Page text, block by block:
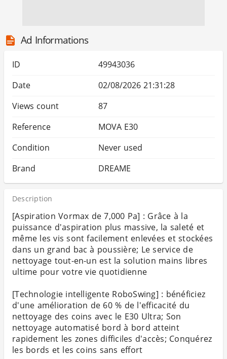
Ad Informations
ID
49943036
Date
02/08/2026 21:31:28
Views count
87
Reference
MOVA E30
Condition
Never used
Brand
DREAME
Description
[Aspiration Vormax de 7,000 Pa] : Grâce à la
puissance d'aspiration plus massive, la saleté et
même les vis sont facilement enlevées et stockées
dans un grand bac à poussière; Le service de
nettoyage tout-en-un est la solution mains libres
ultime pour votre vie quotidienne
[Technologie intelligente RoboSwing] : bénéficiez
d'une amélioration de 60 % de l'efficacité du
nettoyage des coins avec le E30 Ultra; Son
nettoyage automatisé bord à bord atteint
rapidement les zones difficiles d'accès; Conquérez
les bords et les coins sans effort